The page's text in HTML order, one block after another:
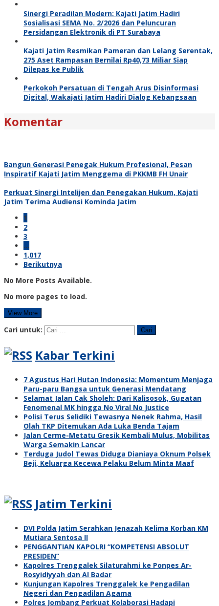
Sinergi Peradilan Modern: Kajati Jatim Hadiri
Sosialisasi SEMA No. 2/2026 dan Peluncuran
Persidangan Elektronik di PT Surabaya
Kajati Jatim Resmikan Pameran dan Lelang Serentak,
275 Aset Rampasan Bernilai Rp40,73 Miliar Siap
Dilepas ke Publik
Perkokoh Persatuan di Tengah Arus Disinformasi
Digital, Wakajati Jatim Hadiri Dialog Kebangsaan
Komentar
Bangun Generasi Penegak Hukum Profesional, Pesan
Inspiratif Kajati Jatim Menggema di PKKMB FH Unair
Perkuat Sinergi Intelijen dan Penegakan Hukum, Kajati
Jatim Terima Audiensi Kominda Jatim
1
2
3
…
1,017
Berikutnya
No More Posts Available.
No more pages to load.
View More
Cari untuk:
Kabar Terkini
7 Agustus Hari Hutan Indonesia: Momentum Menjaga
Paru-paru Bangsa untuk Generasi Mendatang
Selamat Jalan Cak Sholeh: Dari Kalisosok, Gugatan
Fenomenal MK hingga No Viral No Justice
Polisi Terus Selidiki Tewasnya Nenek Rahma, Hasil
Olah TKP Ditemukan Ada Luka Benda Tajam
Jalan Cerme-Metatu Gresik Kembali Mulus, Mobilitas
Warga Semakin Lancar
Terduga Judol Tewas Diduga Dianiaya Oknum Polsek
Beji, Keluarga Kecewa Pelaku Belum Minta Maaf
Jatim Terkini
DVI Polda Jatim Serahkan Jenazah Kelima Korban KM
Mutiara Sentosa II
PENGGANTIAN KAPOLRI “KOMPETENSI ABSOLUT
PRESIDEN”
Kapolres Trenggalek Silaturahmi ke Ponpes Ar-
Rosyidiyyah dan Al Badar
Kunjungan Kapolres Trenggalek ke Pengadilan
Negeri dan Pengadilan Agama
Polres Jombang Perkuat Kolaborasi Hadapi